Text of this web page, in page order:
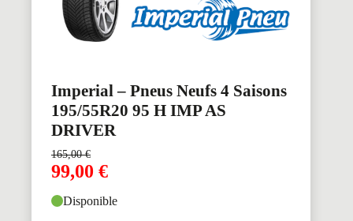
Imperial – Pneus Neufs 4 Saisons
195/55R20 95 H IMP AS
DRIVER
165,00€
99,00 €
Disponible